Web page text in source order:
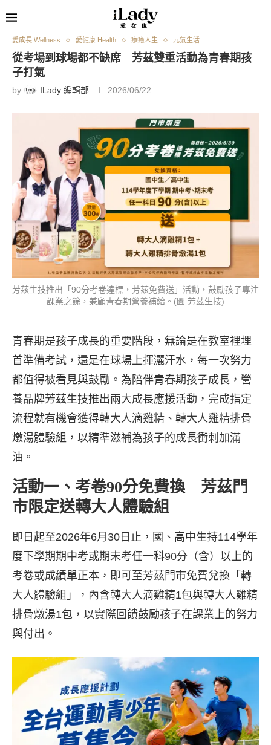
愛成長 Wellness 愛健康 Health 療癒人生 元氣生活
從考場到球場都不缺席 芳茲雙重活動為青春期孩
子打氣
by ILady 編輯部 2026/06/22
芳茲生技推出「90分考卷達標，芳茲免費送」活動，鼓勵孩子專注
課業之餘，兼顧青春期營養補給。(圖 芳茲生技)
青春期是孩子成長的重要階段，無論是在教室裡埋
首準備考試，還是在球場上揮灑汗水，每一次努力
都值得被看見與鼓勵。為陪伴青春期孩子成長，營
養品牌芳茲生技推出兩大成長應援活動，完成指定
流程就有機會獲得轉大人滴雞精、轉大人雞精排骨
燉湯體驗組，以精準滋補為孩子的成長衝刺加滿
油。
活動一、考卷90分免費換 芳茲門
市限定送轉大人體驗組
即日起至2026年6月30日止，國、高中生持114學年
度下學期期中考或期末考任一科90分（含）以上的
考卷或成績單正本，即可至芳茲門市免費兌換「轉
大人體驗組」，內含轉大人滴雞精1包與轉大人雞精
排骨燉湯1包，以實際回饋鼓勵孩子在課業上的努力
與付出。